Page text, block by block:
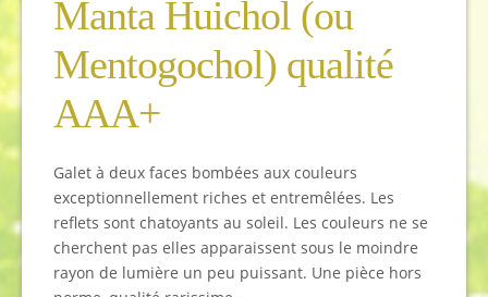
Manta Huichol (ou
Mentogochol) qualité
AAA+
Galet à deux faces bombées aux couleurs
exceptionnellement riches et entremêlées. Les
reflets sont chatoyants au soleil. Les couleurs ne se
cherchent pas elles apparaissent sous le moindre
rayon de lumière un peu puissant. Une pièce hors